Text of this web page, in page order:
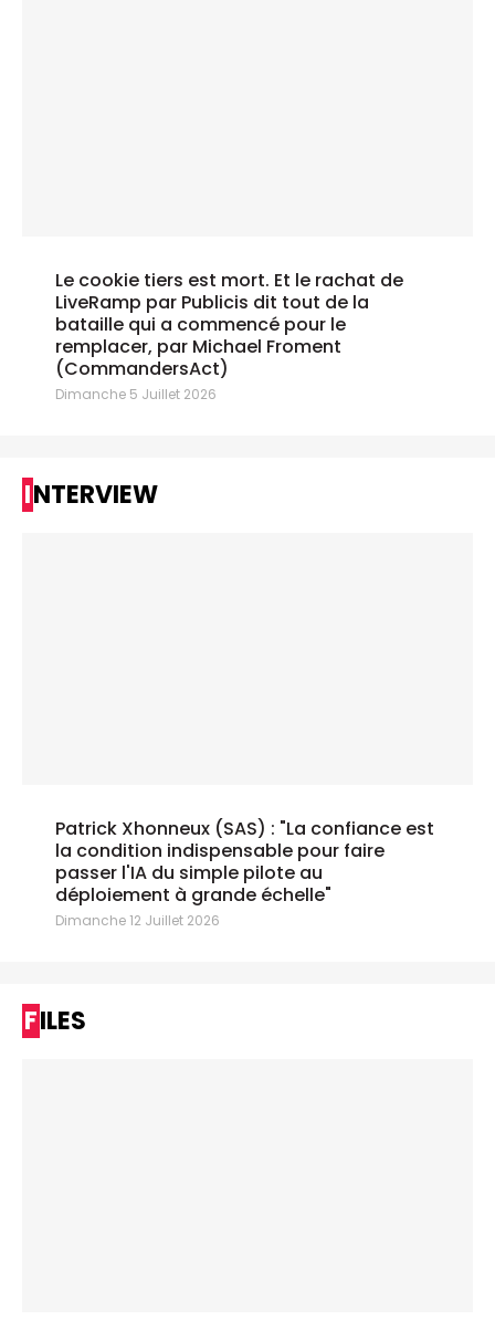
Le cookie tiers est mort. Et le rachat de
LiveRamp par Publicis dit tout de la
bataille qui a commencé pour le
remplacer, par Michael Froment
(CommandersAct)
Dimanche 5 Juillet 2026
INTERVIEW
Patrick Xhonneux (SAS) : "La confiance est
la condition indispensable pour faire
passer l'IA du simple pilote au
déploiement à grande échelle"
Dimanche 12 Juillet 2026
FILES